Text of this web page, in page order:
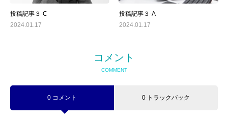
投稿記事３-C
2024.01.17
投稿記事３-A
2024.01.17
コメント
COMMENT
0 コメント 0 トラックバック